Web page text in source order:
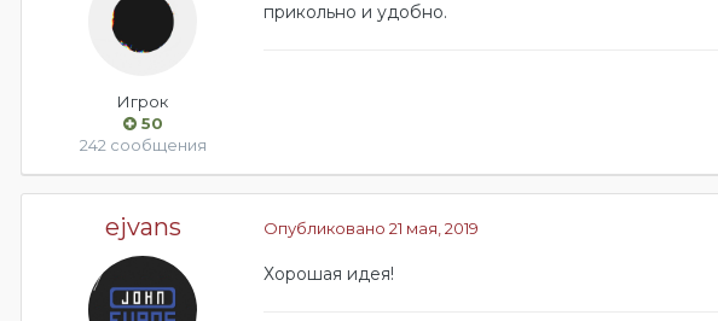
Игрок
50
242 сообщения
прикольно и удобно.
ejvans Опубликовано 21 мая, 2019
Хорошая идея!